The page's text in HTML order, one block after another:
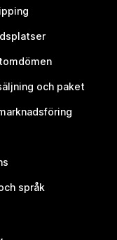
och paket
språk